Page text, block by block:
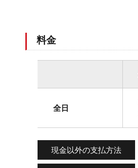
料金
全日
現金以外の支払方法